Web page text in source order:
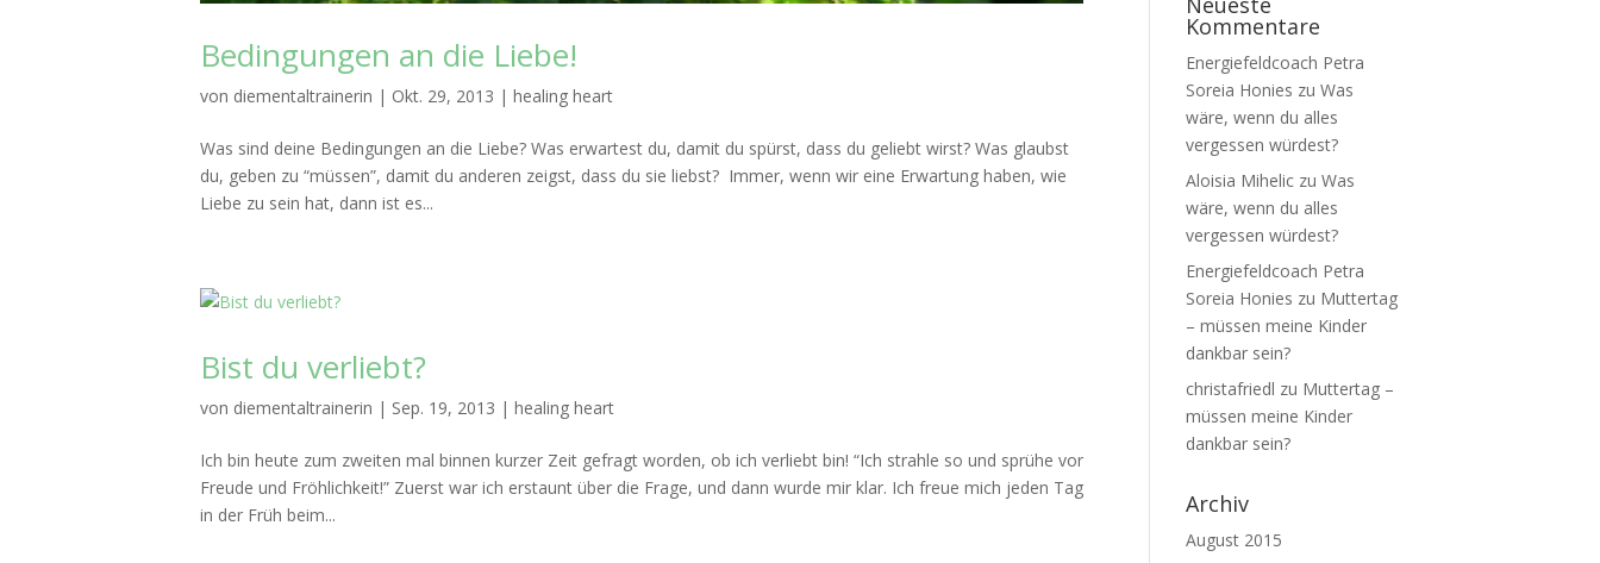
Bedingungen an die Liebe!
von diementaltrainerin | Okt. 29, 2013 | healing heart
Was sind deine Bedingungen an die Liebe? Was erwartest du, damit du spürst, dass du geliebt wirst? Was glaubst
du, geben zu “müssen”, damit du anderen zeigst, dass du sie liebst? Immer, wenn wir eine Erwartung haben, wie
Liebe zu sein hat, dann ist es...
Bist du verliebt?
von diementaltrainerin | Sep. 19, 2013 | healing heart
Ich bin heute zum zweiten mal binnen kurzer Zeit gefragt worden, ob ich verliebt bin! “Ich strahle so und sprühe vor
Freude und Fröhlichkeit!” Zuerst war ich erstaunt über die Frage, und dann wurde mir klar. Ich freue mich jeden Tag
in der Früh beim...
Kommentare
Energiefeldcoach Petra
Soreia Honies zu Was
wäre, wenn du alles
vergessen würdest?
Aloisia Miheliczu Was
wäre, wenn du alles
vergessen würdest?
Energiefeldcoach Petra
Soreia Honies zu Muttertag
– müssen meine Kinder
dankbar sein?
christafriedl zu Muttertag –
müssen meine Kinder
dankbar sein?
Archiv
August 2015